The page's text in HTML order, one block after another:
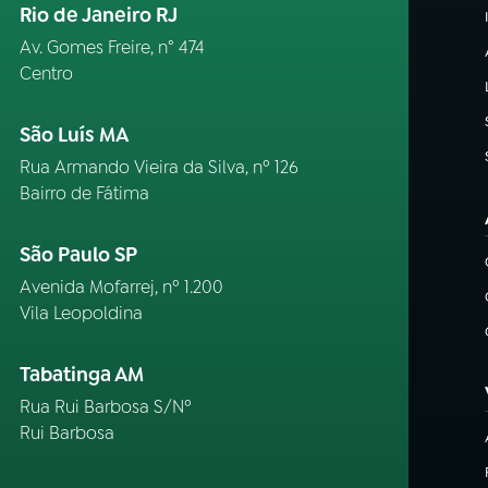
Rio de Janeiro RJ
Av. Gomes Freire, n° 474
Centro
São Luís MA
Rua Armando Vieira da Silva, nº 126
Bairro de Fátima
São Paulo SP
Avenida Mofarrej, nº 1.200
Vila Leopoldina
Tabatinga AM
Rua Rui Barbosa S/Nº
Rui Barbosa